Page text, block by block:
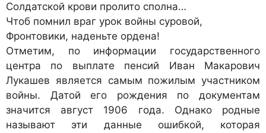
Солдатской крови пролито сполна…
Чтоб помнил враг урок войны суровой,
Фронтовики, наденьте ордена!
Отметим, по информации государственного
центра по выплате пенсий Иван Макарович
Лукашев является самым пожилым участником
войны. Датой его рождения по документам
значится август 1906 года. Однако родные
называют эти данные ошибкой, которая